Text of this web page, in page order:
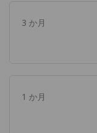
3 か月
1 か月